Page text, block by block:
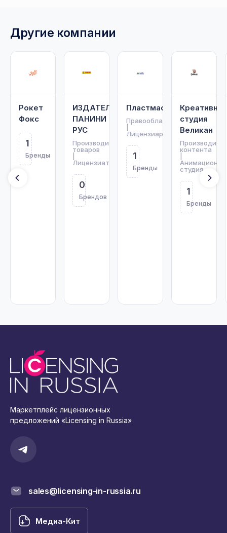
Другие компании
Рокет
Фокс
1
Бренды
ИЗДАТЕЛЬСТВО
ПАНИНИ
РУС
Производитель
товаров
Лицензиат
0
Брендов
Пластмастер
Правообладатель
Лицензиар
1
Бренды
Креативная
студия
Великан
контента
студия
1
Бренды
Маркетплейс лицензионных
предложений «Licensing in Russia»
sales@licensing-in-russia.ru
Медиа-Кит